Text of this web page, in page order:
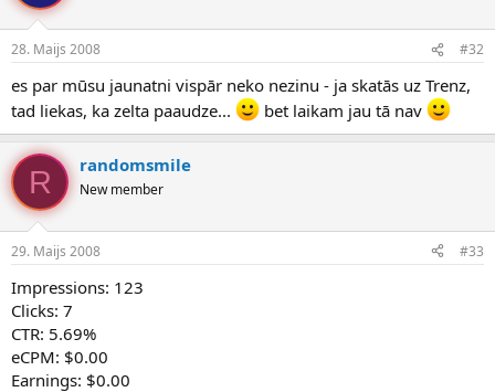
28. Maijs 2008 #32
es par mūsu jaunatni vispār neko nezinu - ja skatās uz Trenz,
tad liekas, ka zelta paaudze...
bet laikam jau tā nav
R randomsmile
New member
29. Maijs 2008 #33
Impressions: 123
Clicks: 7
CTR: 5.69%
eCPM: $0.00
Earnings: $0.00